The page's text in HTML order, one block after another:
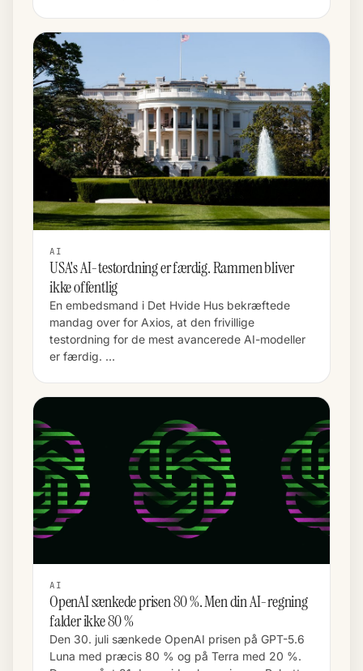
AI
USA's AI-testordning er færdig. Rammen bliver
ikke offentlig
En embedsmand i Det Hvide Hus bekræftede
mandag over for Axios, at den frivillige
testordning for de mest avancerede AI-modeller
er færdig. …
AI
OpenAI sænkede prisen 80 %. Men din AI-regning
falder ikke 80 %
Den 30. juli sænkede OpenAI prisen på GPT-5.6
Luna med præcis 80 % og på Terra med 20 %.